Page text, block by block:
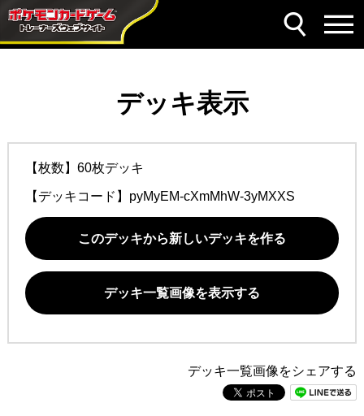
デッキ表示
【枚数】60枚デッキ
【デッキコード】 pyMyEM-cXmMhW-3yMXXS
このデッキから新しいデッキを作る
デッキ一覧画像を表示する
デッキ一覧画像をシェアする